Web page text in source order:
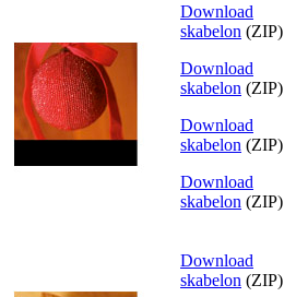
Download
skabelon (ZIP)
Download
skabelon (ZIP)
Download
skabelon (ZIP)
Download
skabelon (ZIP)
Download
skabelon (ZIP)